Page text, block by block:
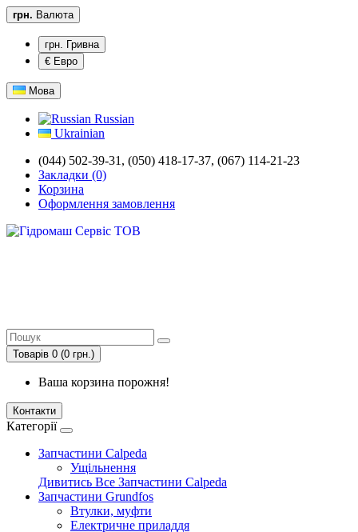
грн. Валюта
грн. Гривна
€ Евро
Мова
Russian
Ukrainian
(044) 502-39-31, (050) 418-17-37, (067) 114-21-23
Закладки (0)
Корзина
Оформлення замовлення
Товарів 0 (0 грн.)
Ваша корзина порожня!
Контакти
Категорії
Запчастини Calpeda
Ущільнення
Дивитись Все Запчастини Calpeda
Запчастини Grundfos
Втулки, муфти
Електричне приладдя